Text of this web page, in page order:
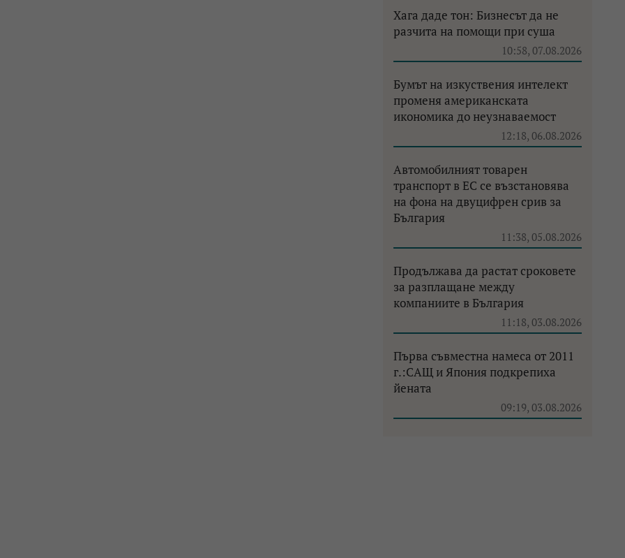
Хага даде тон: Бизнесът да не
разчита на помощи при суша
10:58, 07.08.2026
Бумът на изкуствения интелект
променя американската
икономика до неузнаваемост
12:18, 06.08.2026
Автомобилният товарен
транспорт в ЕС се възстановява
на фона на двуцифрен срив за
България
11:38, 05.08.2026
Продължава да растат сроковете
за разплащане между
компаниите в България
11:18, 03.08.2026
Първа съвместна намеса от 2011
г.:САЩ и Япония подкрепиха
йената
09:19, 03.08.2026